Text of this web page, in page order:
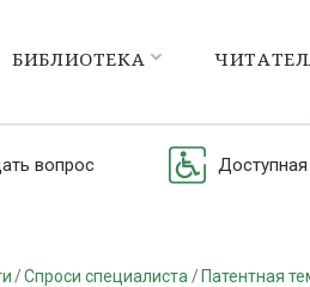
БИБЛИОТЕКА
вопрос
Спроси специалиста Патентная